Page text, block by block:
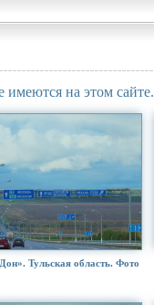
имеются на этом сайте.
Тульская область. Фото